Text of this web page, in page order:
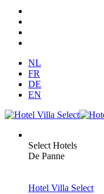
NL
FR
DE
EN
Select Hotels
De Panne
Hotel Villa Select